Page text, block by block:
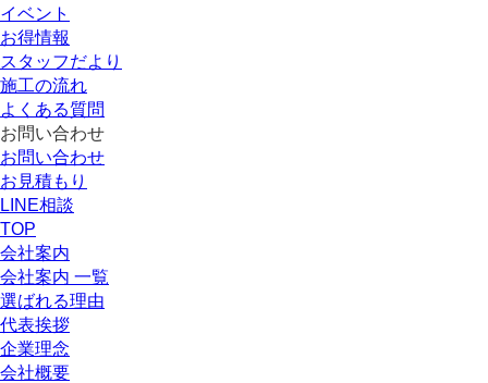
イベント
お得情報
スタッフだより
施工の流れ
よくある質問
お問い合わせ
お問い合わせ
お見積もり
LINE相談
TOP
会社案内
会社案内 一覧
選ばれる理由
代表挨拶
企業理念
会社概要